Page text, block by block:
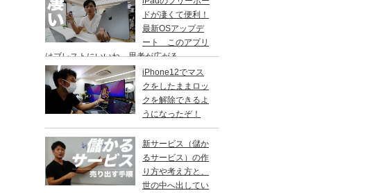
ドが凄くて便利！
最新OSアップデ
ート このアプリ
はブレストにいいね。思考が広がる。
iPhone12でマス
クをしたままロッ
クを解除できるよ
うになったぞ！
新サービス（儲か
るサービス）の作
り方や考え方と、
世の中へ出してい